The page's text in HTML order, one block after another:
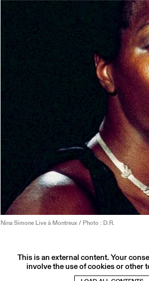
Nina Simone Live à Montreux / Photo : D.R.
This is an external content. Your
involve the use of cookies or